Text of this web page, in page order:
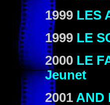
1999 LES
1999 LE
2000 LE
Jeunet
2001 AND